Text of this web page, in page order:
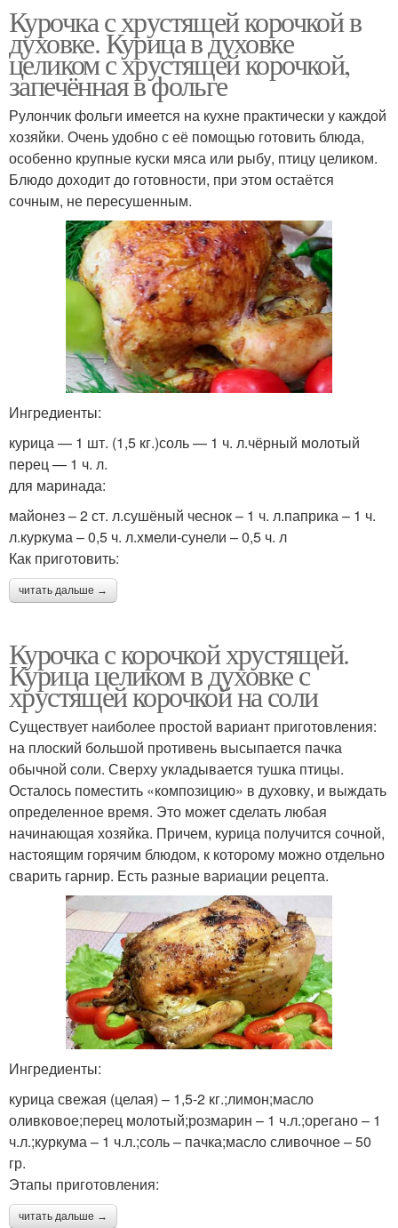
Курочка с хрустящей корочкой в
духовке. Курица в духовке
целиком с хрустящей корочкой,
запечённая в фольге
Рулончик фольги имеется на кухне практически у каждой
хозяйки. Очень удобно с её помощью готовить блюда,
особенно крупные куски мяса или рыбу, птицу целиком.
Блюдо доходит до готовности, при этом остаётся
сочным, не пересушенным.
Ингредиенты:
курица — 1 шт. (1,5 кг.)соль — 1 ч. л.чёрный молотый
перец — 1 ч. л.
для маринада:
майонез – 2 ст. л.сушёный чеснок – 1 ч. л.паприка – 1 ч.
л.куркума – 0,5 ч. л.хмели-сунели – 0,5 ч. л
Как приготовить:
читать дальше →
Курочка с корочкой хрустящей.
Курица целиком в духовке с
хрустящей корочкой на соли
Существует наиболее простой вариант приготовления:
на плоский большой противень высыпается пачка
обычной соли. Сверху укладывается тушка птицы.
Осталось поместить «композицию» в духовку, и выждать
определенное время. Это может сделать любая
начинающая хозяйка. Причем, курица получится сочной,
настоящим горячим блюдом, к которому можно отдельно
сварить гарнир. Есть разные вариации рецепта.
Ингредиенты:
курица свежая (целая) – 1,5-2 кг.;лимон;масло
оливковое;перец молотый;розмарин – 1 ч.л.;орегано – 1
ч.л.;куркума – 1 ч.л.;соль – пачка;масло сливочное – 50
гр.
Этапы приготовления:
читать дальше →